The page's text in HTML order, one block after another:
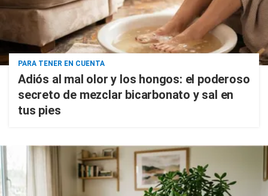
PARA TENER EN CUENTA
Adiós al mal olor y los hongos: el poderoso
secreto de mezclar bicarbonato y sal en
tus pies